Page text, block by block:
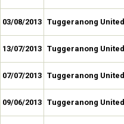
03/08/2013 Tuggeranong United
13/07/2013 Tuggeranong United
07/07/2013 Tuggeranong United
09/06/2013 Tuggeranong United